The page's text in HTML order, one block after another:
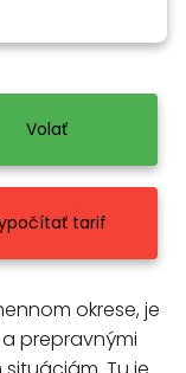
Volať
tarif
okrese, je
prepravnými